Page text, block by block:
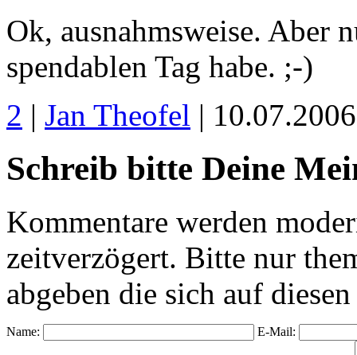
Ok, ausnahmsweise. Aber
spendablen Tag habe. ;-)
2 | Jan Theofel |
Schreib bitte Deine
Kommentare werden
zeitverzögert. Bitte nur
abgeben die sich auf
Name: E-Mail: